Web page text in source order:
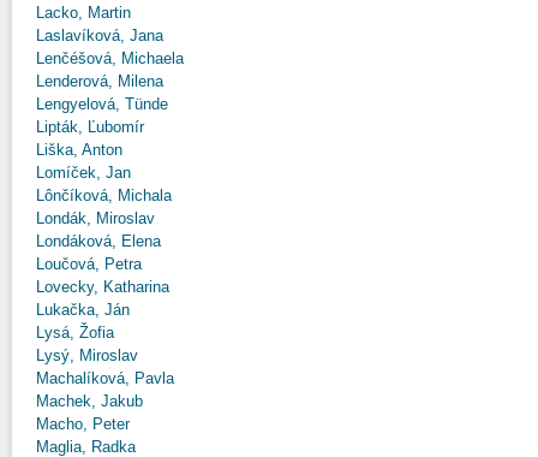
Lacko, Martin
Laslavíková, Jana
Lenčéšová, Michaela
Lenderová, Milena
Lengyelová, Tünde
Lipták, Ľubomír
Liška, Anton
Lomíček, Jan
Lônčíková, Michala
Londák, Miroslav
Londáková, Elena
Loučová, Petra
Lovecky, Katharina
Lukačka, Ján
Lysá, Žofia
Lysý, Miroslav
Machalíková, Pavla
Machek, Jakub
Macho, Peter
Maglia, Radka